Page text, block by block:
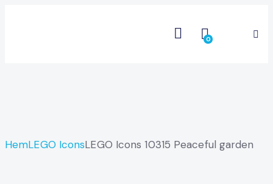
0
HemLEGO IconsLEGO Icons 10315 Peaceful garden